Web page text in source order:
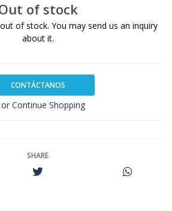
of stock
of stock. You may send us an inquiry
about it.
CONTÁCTANOS
Continue Shopping
SHARE